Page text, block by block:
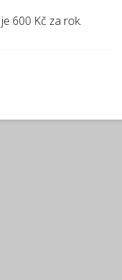
600 Kč za rok.